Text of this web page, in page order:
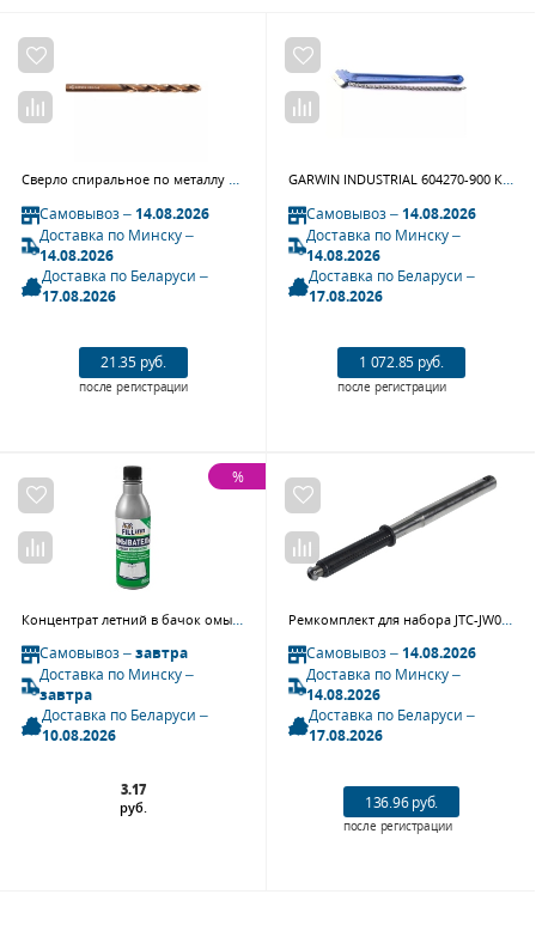
Сверло спиральное по металлу GARWIN INDUSTRIAL 100530-10 (10 мм, DIN 338, HSS-Co5, 5xD, 135°, HA, тип UNI)
Самовывоз –14.08.2026
Доставка по Минску –
14.08.2026
Доставка по Беларуси –
17.08.2026
21.35 руб.
после регистрации
GARWIN INDUSTRIAL 604270-900 Ключ трубный цепной, усиленный, 900 мм, макс. диаметр 185 мм
Самовывоз –14.08.2026
Доставка по Минску –
14.08.2026
Доставка по Беларуси –
17.08.2026
1 072.85 руб.
после регистрации
%
Самовывоз –завтра
Доставка по Минску –
завтра
Доставка по Беларуси –
10.08.2026
3.17
руб.
Самовывоз –14.08.2026
Доставка по Минску –
14.08.2026
Доставка по Беларуси –
17.08.2026
136.96 руб.
после регистрации